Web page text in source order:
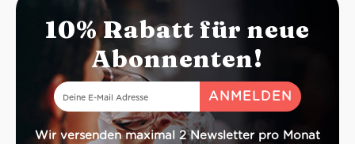
10% Rabatt für neue
Abonnenten!
Wir versenden maximal 2 Newsletter pro Monat